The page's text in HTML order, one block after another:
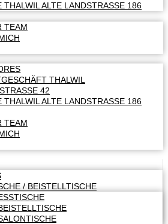
THALWIL ALTE LANDSTRASSE 186
TEAM
THALWIL
42
THALWIL ALTE LANDSTRASSE 186
TEAM
/ BEISTELLTISCHE